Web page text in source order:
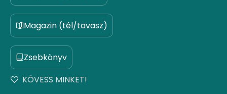
Magazin (tél/tavasz)
Zsebkönyv
KÖVESS MINKET!